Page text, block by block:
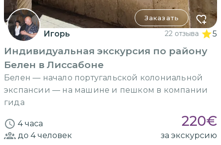
Заказать
Игорь 22 отзыва 5
Индивидуальная экскурсия по району
Белен в Лиссабоне
Белен — начало португальской колониальной
экспансии — на машине и пешком в компании
гида
4 часа 220€
до 4человек за экскурсию